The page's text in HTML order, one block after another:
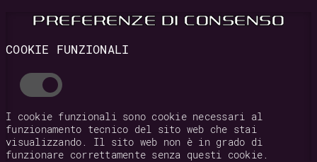
PREFERENZE DI CONSENSO
COOKIE FUNZIONALI
I cookie funzionali sono cookie necessari al
funzionamento tecnico del sito web che stai
visualizzando. Il sito web non è in grado di
funzionare correttamente senza questi cookie.